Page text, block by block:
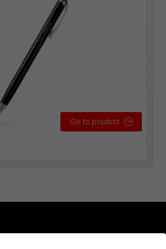
Go to product